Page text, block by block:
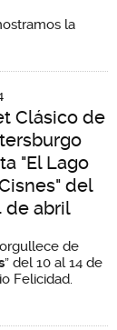
la
Clásico de
"El Lago
del
de abril
de
” del 10 al 14 de
Felicidad.